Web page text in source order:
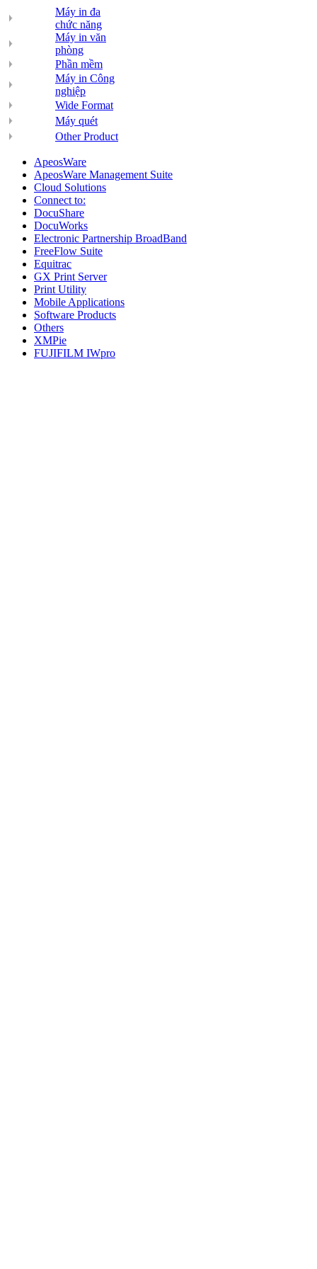
Máy in đa
chức năng
Máy in văn
phòng
Phần mềm
Máy in Công
nghiệp
Wide Format
Máy quét
Other Product
ApeosWare
ApeosWare Management Suite
Cloud Solutions
Connect to:
DocuShare
DocuWorks
Electronic Partnership BroadBand
FreeFlow Suite
Equitrac
GX Print Server
Print Utility
Mobile Applications
Software Products
Others
XMPie
FUJIFILM IWpro